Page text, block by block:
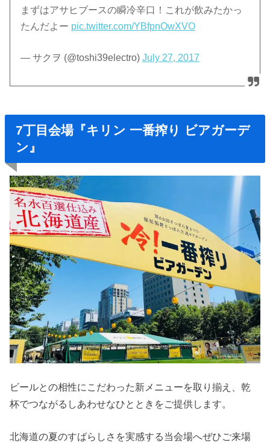
まずはアサヒブースの瞬冷辛口！これが飲みたかっ
たんだよー pic.twitter.com/YBfpnOwXVO
— サクヲ (@toshi39electro)July 27, 2017
7丁目会場『キリン 一番搾り ビアガーデ
ン』
ビールとの相性にこだわった新メニューを取り揃え、乾
杯でつながるしあわせなひとときをご提供します。
北海道の夏のすばらしさを実感する当会場へぜひご来場